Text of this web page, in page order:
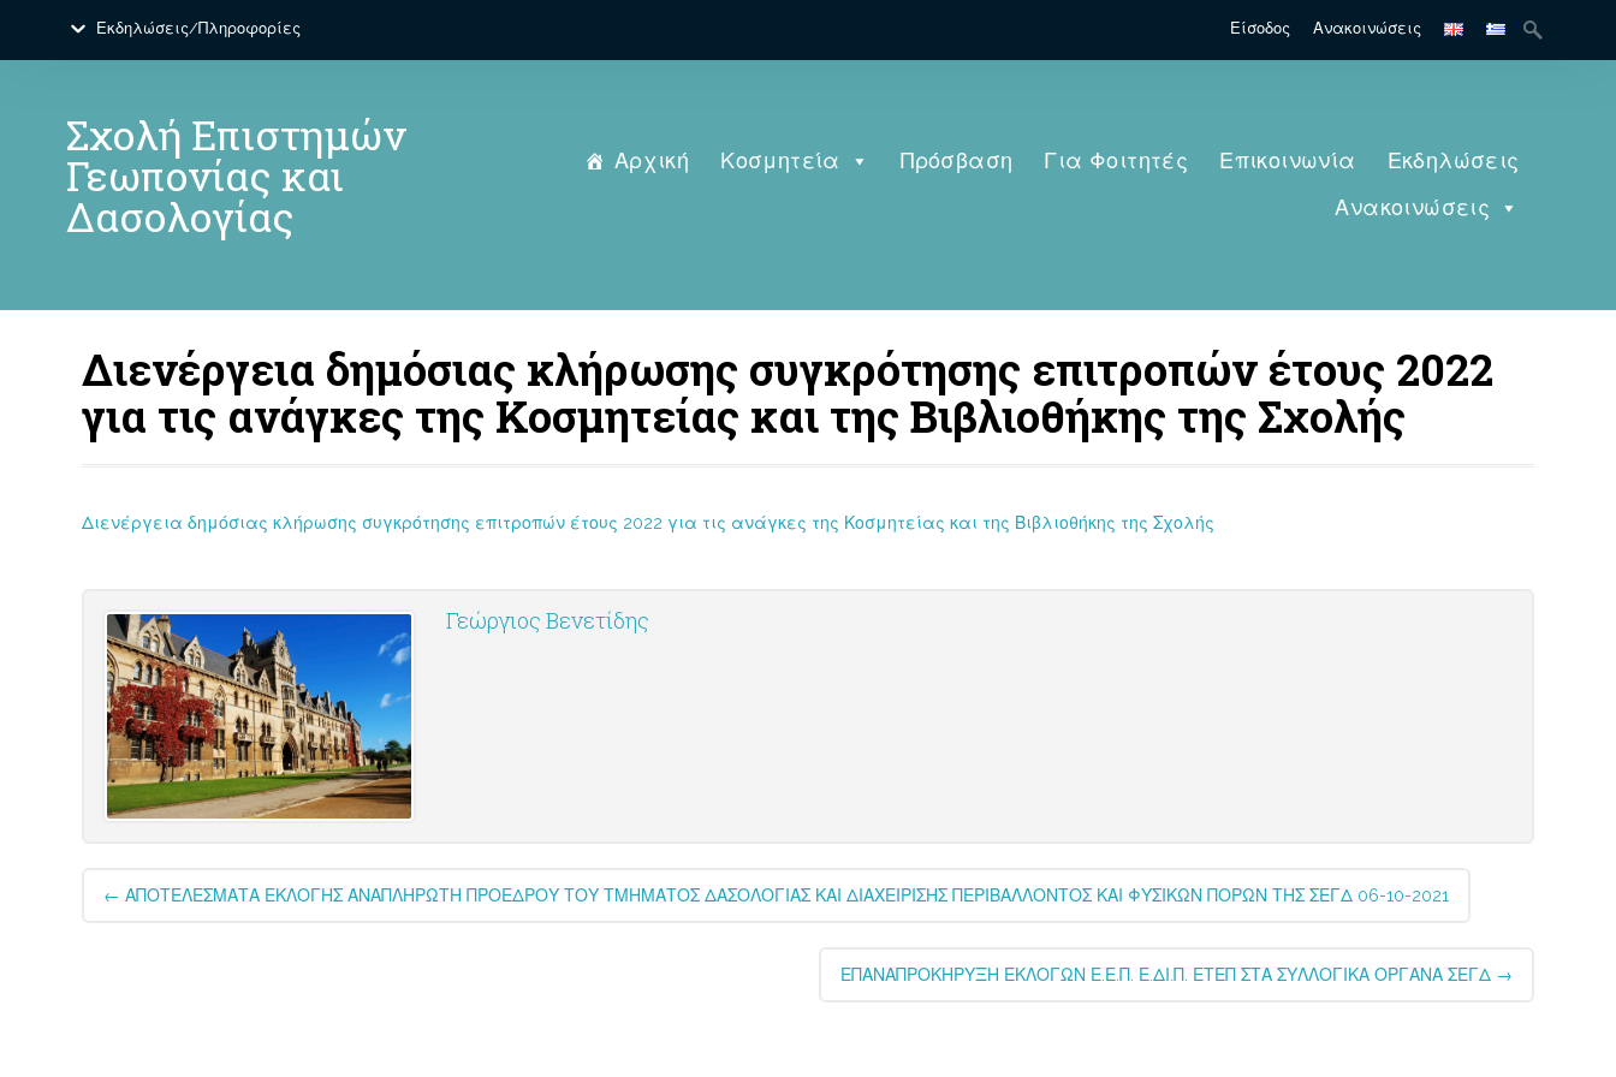
Εκδηλώσεις/Πληροφορίες Είσοδος Ανακοινώσεις
Search
for:
Σχολή Επιστημών
Γεωπονίας και
Δασολογίας
Αρχική Κοσμητεία Πρόσβαση Για Φοιτητές Επικοινωνία
Εκδηλώσεις
Ανακοινώσεις
Διενέργεια δημόσιας κλήρωσης συγκρότησης επιτροπών έτους 2022
για τις ανάγκες της Κοσμητείας και της Βιβλιοθήκης της Σχολής
Διενέργεια δημόσιας κλήρωσης συγκρότησης επιτροπών έτους 2022 για τις ανάγκες της Κοσμητείας και της Βιβλιοθήκης της Σχολής
Γεώργιος Βενετίδης
Post
← ΑΠΟΤΕΛΕΣΜΑΤΑ ΕΚΛΟΓΗΣ ΑΝΑΠΛΗΡΩΤΗ ΠΡΟΕΔΡΟΥ ΤΟΥ ΤΜΗΜΑΤΟΣ ΔΑΣΟΛΟΓΙΑΣ ΚΑΙ ΔΙΑΧΕΙΡΙΣΗΣ ΠΕΡΙΒΑΛΛΟΝΤΟΣ ΚΑΙ ΦΥΣΙΚΩΝ ΠΟΡΩΝ ΤΗΣ ΣΕΓΔ 06-10-2021
ΕΠΑΝΑΠΡΟΚΗΡΥΞΗ ΕΚΛΟΓΩΝ Ε.Ε.Π. Ε.ΔΙ.Π. ΕΤΕΠ ΣΤΑ ΣΥΛΛΟΓΙΚΑ ΟΡΓΑΝΑ ΣΕΓΔ →